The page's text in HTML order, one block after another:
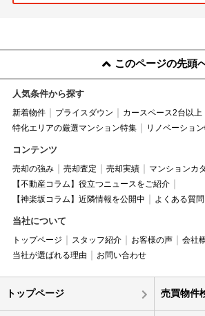
このページの先頭
人気条件から探す
新着物件 プライスダウン
カースペース2台以上
特化エリアの厳選マンション特集
リノベーショ
コンテンツ
売却の強み 売却査定 売却実績
マンションカ
【不動産コラム】役立つニュースをご紹介
【神楽坂コラム】近隣情報を公開中
よくある質問
当社について
トップページ スタッフ紹介 お客様の声
会社
当社が選ばれる理由
お問い合わせ
トップページ 売買物件